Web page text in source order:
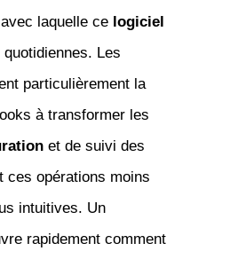
laquelle ce logiciel
Les
particulièrement la
à transformer les
et de suivi des
ces opérations moins
intuitives. Un
rapidement comment